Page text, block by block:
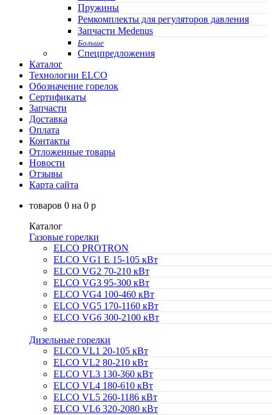
Пружины
Ремкомплекты для регуляторов давления
Запчасти Medenus
Больше
Спецпредложения
Каталог
Технологии ELCO
Обозначение горелок
Сертификаты
Запчасти
Доставка
Оплата
Контакты
Отложенные товары
Новости
Отзывы
Карта сайта
товаров 0 на 0 p
Каталог
Газовые горелки
ELCO PROTRON
ELCO VG1 E 15-105 кВт
ELCO VG2 70-210 кВт
ELCO VG3 95-300 кВт
ELCO VG4 100-460 кВт
ELCO VG5 170-1160 кВт
ELCO VG6 300-2100 кВт
Дизельные горелки
ELCO VL1 20-105 кВт
ELCO VL2 80-210 кВт
ELCO VL3 130-360 кВт
ELCO VL4 180-610 кВт
ELCO VL5 260-1186 кВт
ELCO VL6 320-2080 кВт